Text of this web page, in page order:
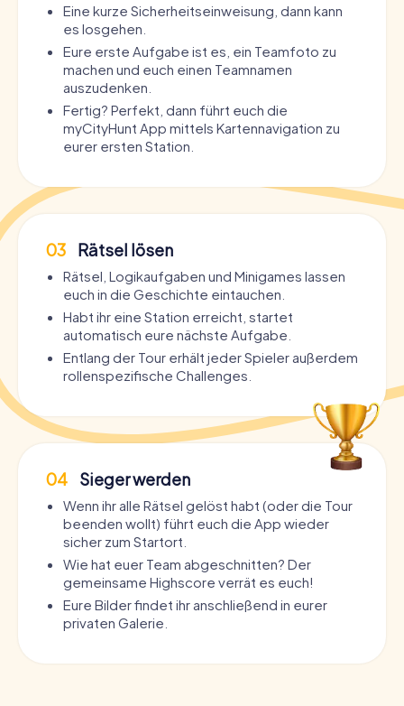
Eine kurze Sicherheitseinweisung, dann kann
es losgehen.
Eure erste Aufgabe ist es, ein Teamfoto zu
machen und euch einen Teamnamen
auszudenken.
Fertig? Perfekt, dann führt euch die
myCityHunt App mittels Kartennavigation zu
eurer ersten Station.
03 Rätsel lösen
Rätsel, Logikaufgaben und Minigames lassen
euch in die Geschichte eintauchen.
Habt ihr eine Station erreicht, startet
automatisch eure nächste Aufgabe.
Entlang der Tour erhält jeder Spieler außerdem
rollenspezifische Challenges.
04 Sieger werden
Wenn ihr alle Rätsel gelöst habt (oder die Tour
beenden wollt) führt euch die App wieder
sicher zum Startort.
Wie hat euer Team abgeschnitten? Der
gemeinsame Highscore verrät es euch!
Eure Bilder findet ihr anschließend in eurer
privaten Galerie.